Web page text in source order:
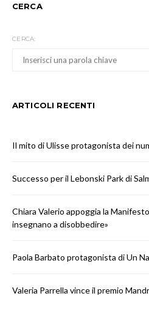
CERCA
CERCA:
ARTICOLI RECENTI
Il mito di Ulisse protagonista dei
Successo per il Lebonski Park di
Chiara Valerio appoggia la
insegnano a disobbedire»
Paola Barbato protagonista di Un
Valeria Parrella vince il premio